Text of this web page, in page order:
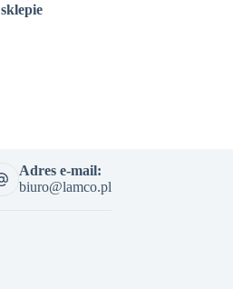
sklepie
Adres e-mail:
biuro@lamco.pl